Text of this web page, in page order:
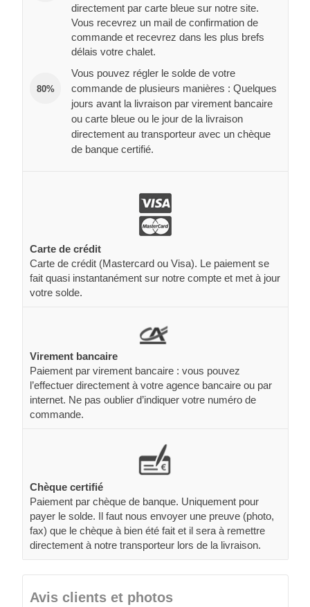
directement par carte bleue sur notre site.
Vous recevrez un mail de confirmation de
commande et recevrez dans les plus brefs
délais votre chalet.
80%
Vous pouvez régler le solde de votre
commande de plusieurs manières : Quelques
jours avant la livraison par virement bancaire
ou carte bleue ou le jour de la livraison
directement au transporteur avec un chèque
de banque certifié.
Carte de crédit
Carte de crédit (Mastercard ou Visa). Le paiement se
fait quasi instantanément sur notre compte et met à jour
votre solde.
Virement bancaire
Paiement par virement bancaire : vous pouvez
l’effectuer directement à votre agence bancaire ou par
internet. Ne pas oublier d’indiquer votre numéro de
commande.
Chèque certifié
Paiement par chèque de banque. Uniquement pour
payer le solde. Il faut nous envoyer une preuve (photo,
fax) que le chèque à bien été fait et il sera à remettre
directement à notre transporteur lors de la livraison.
Avis clients et photos